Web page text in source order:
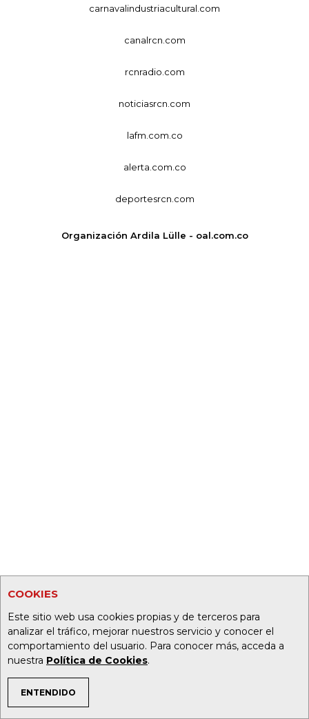
COOKIES
Este sitio web usa cookies propias y de terceros para
analizar el tráfico, mejorar nuestros servicio y conocer el
comportamiento del usuario. Para conocer más, acceda a
nuestra Política de Cookies.
ENTENDIDO
TEMAS DE INTERÉS
carnavalindustriacultural.com
canalrcn.com
rcnradio.com
noticiasrcn.com
lafm.com.co
alerta.com.co
deportesrcn.com
Organización Ardila Lülle - oal.com.co